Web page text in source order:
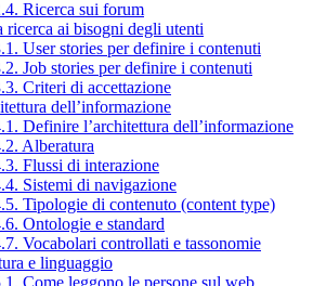
Ricerca sui forum
ricerca ai bisogni degli utenti
User stories per definire i contenuti
Job stories per definire i contenuti
Criteri di accettazione
dell’informazione
Definire l’architettura dell’informazione
Alberatura
Flussi di interazione
Sistemi di navigazione
Tipologie di contenuto (content type)
Ontologie e standard
Vocabolari controllati e tassonomie
e linguaggio
Come leggono le persone sul web